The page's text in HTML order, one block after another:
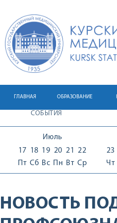
ГЛАВНАЯ ОБРАЗОВАНИЕ
СОБЫТИЯ
Июль
17
Пт
18
Сб
19
Вс
20
Пн
21
Вт
22
Ср
23
Чт
НОВОСТЬ